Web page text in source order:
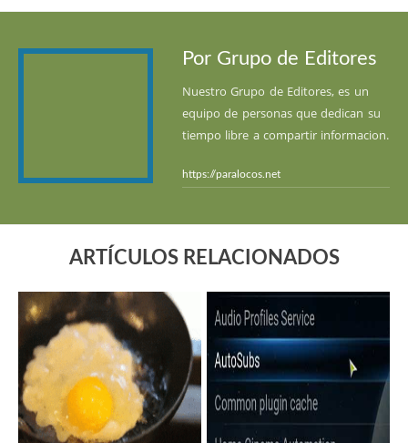
Por Grupo de Editores
Nuestro Grupo de Editores, es un
equipo de personas que dedican su
tiempo libre a compartir informacion.
https://paralocos.net
ARTÍCULOS RELACIONADOS